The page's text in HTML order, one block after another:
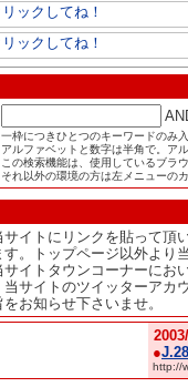
一枠につきひとつのキーワードのみ
アルファベットと数字は半角で。ア
この検索機能は、使用しているブラ
それ以外の環境の方は左メニューの
サイトにリンクを貼って
。トップページ以外より
イトタウンコーナーにお
当サイトのツイッターア
お知らせ下さいませ。
●
http://